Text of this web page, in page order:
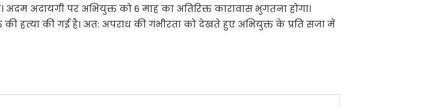
अदायगी पर अभियुक्त को 6 माह का अतिरिक्त कारावास भुगतना होगा।
हत्या की गई है। अत: अपराध की गंभीरता को देखते हुए अभियुक्त के प्रति सजा में